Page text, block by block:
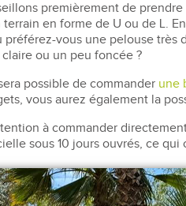
premièrement de
en forme de U ou de L.
vous une pelouse
ou un peu foncée ?
possible de commander une
vous aurez également la
à commander
sous 10 jours ouvrés, ce